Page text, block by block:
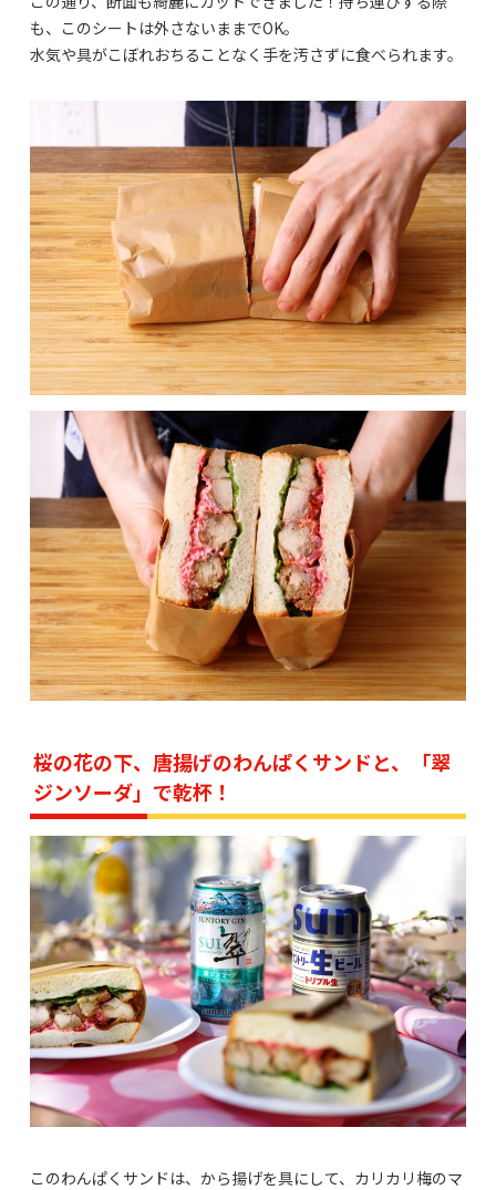
も、このシートは外さないままでOK。
水気や具がこぼれおちることなく手を汚さずに食べられます。
桜の花の下、唐揚げのわんぱくサンドと、「翠
ジンソーダ」で乾杯！
このわんぱくサンドは、から揚げを具にして、カリカリ梅のマ